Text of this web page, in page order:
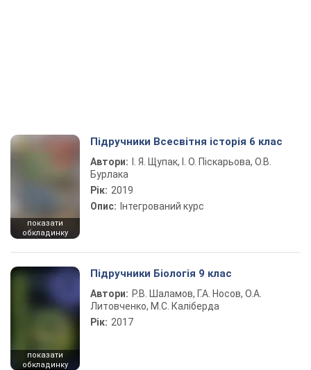
показати
обкладинку
Підручники Всесвітня історія 6 клас
Автори:
І. Я. Щупак, І. О. Піскарьова, О.В.
Бурлака
Рік: 2019
Опис: Інтегрований курс
показати
обкладинку
Підручники Біологія 9 клас
Автори: Р.В. Шаламов, Г.А. Носов, О.А.
Литовченко, М.С. Каліберда
Рік: 2017